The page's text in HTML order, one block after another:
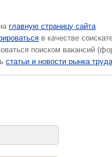
главную страницу сайта
в качестве
поиском вакансий
статьи и новости рынка труда